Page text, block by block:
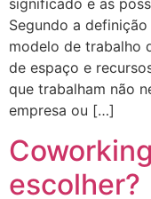
significado e as
Segundo a
modelo de trabalho
de espaço e
que trabalham não
empresa ou […]
escolher?